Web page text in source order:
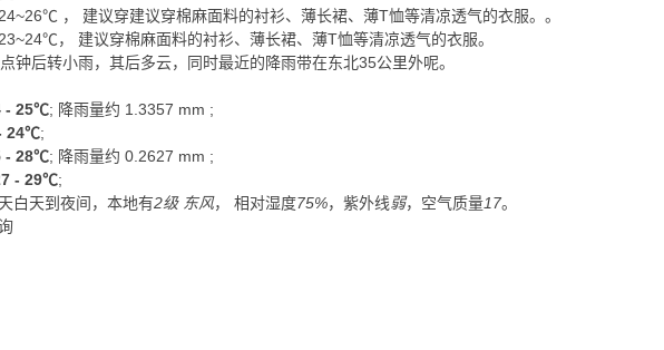
24~26℃ ， 建议穿建议穿棉麻面料的衬衫、薄长裙、薄T恤等清凉透气的衣服。 。
23~24℃， 建议穿棉麻面料的衬衫、薄长裙、薄T恤等清凉透气的衣服。
钟后转小雨，其后多云，同时最近的降雨带在东北35公里外呢。
- 25℃; 降雨量约 1.3357 mm ;
24℃;
- 28℃; 降雨量约 0.2627 mm ;
- 29℃;
白天到夜间，本地有2级 东风， 相对湿度75%，紫外线弱，空气质量17。